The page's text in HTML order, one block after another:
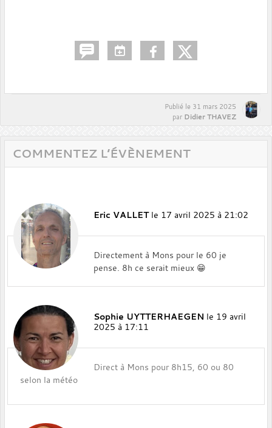
Publié le 31 mars 2025
par Didier THAVEZ
COMMENTEZ L’ÉVÈNEMENT
Eric VALLET le 17 avril 2025 à 21:02
Directement à Mons pour le 60 je
pense. 8h ce serait mieux 😁
Sophie UYTTERHAEGEN le 19 avril
2025 à 17:11
Direct à Mons pour 8h15, 60 ou 80
selon la météo